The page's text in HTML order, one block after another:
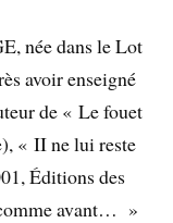
née dans le Lot
avoir enseigné
de « Le fouet
« II ne lui reste
Éditions des
avant… »